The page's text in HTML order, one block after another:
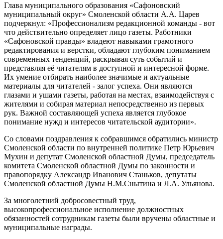
Глава муниципального образования «Сафоновский
муниципальный округ» Смоленской области А.А. Царев
подчеркнул: «Профессионализм редакционной команды - вот
что действительно определяет лицо газеты. Работники
«Сафоновской правды» владеют навыками грамотного
редактирования и верстки, обладают глубоким пониманием
современных тенденций, раскрывая суть событий и
представляя её читателям в доступной и интересной форме.
Их умение отбирать наиболее значимые и актуальные
материалы для читателей - залог успеха. Они являются
глазами и ушами газеты, работая на местах, взаимодействуя с
жителями и собирая материал непосредственно из первых
рук. Важной составляющей успеха является глубокое
понимание нужд и интересов читательской аудитории».
Со словами поздравления к собравшимся обратились министр
Смоленской области по внутренней политике Петр Юрьевич
Мухин и депутат Смоленской областной Думы, председатель
комитета Смоленской областной Думы по законности и
правопорядку Александр Иванович Станьков, депутаты
Смоленской областной Думы Н.М.Снытина и Л.А. Ульянова.
За многолетний добросовестный труд,
высокопрофессиональное исполнение должностных
обязанностей сотрудникам газеты были вручены областные и
муниципальные награды.